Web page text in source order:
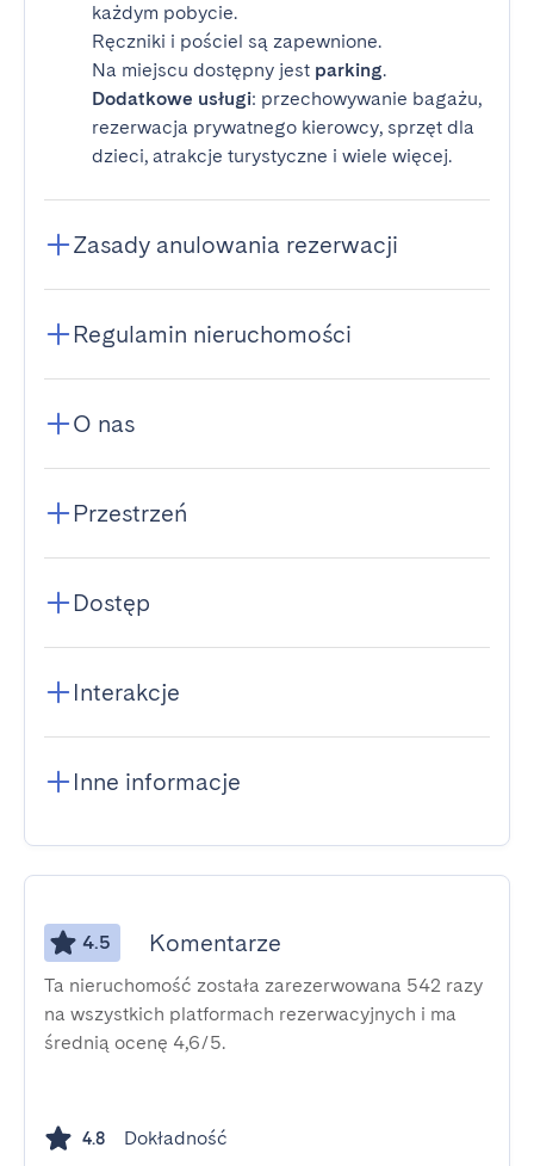
każdym pobycie.
Ręczniki i pościel są zapewnione.
Na miejscu dostępny jest parking.
Dodatkowe usługi: przechowywanie bagażu,
rezerwacja prywatnego kierowcy, sprzęt dla
dzieci, atrakcje turystyczne i wiele więcej.
Zasady anulowania rezerwacji
Regulamin nieruchomości
O nas
Przestrzeń
Dostęp
Interakcje
Inne informacje
4.5 Komentarze
Ta nieruchomość została zarezerwowana 542 razy
na wszystkich platformach rezerwacyjnych i ma
średnią ocenę 4,6/5.
4.8 Dokładność